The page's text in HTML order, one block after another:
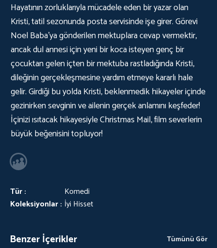
Hayatının zorluklarıyla mücadele eden bir yazar olan
Kristi, tatil sezonunda posta servisinde işe girer. Görevi
Noel Baba'ya gönderilen mektuplara cevap vermektir,
ancak dul annesi için yeni bir koca isteyen genç bir
çocuktan gelen içten bir mektuba rastladığında Kristi,
dileğinin gerçekleşmesine yardım etmeye kararlı hale
gelir. Girdiği bu yolda Kristi, beklenmedik hikayeler içinde
gezinirken sevginin ve ailenin gerçek anlamını keşfeder!
İçinizi ısıtacak hikayesiyle Christmas Mail, film severlerin
büyük beğenisini topluyor!
Tür :
Komedi
Koleksiyonlar : İyi Hisset
Benzer İçerikler Tümünü Gör